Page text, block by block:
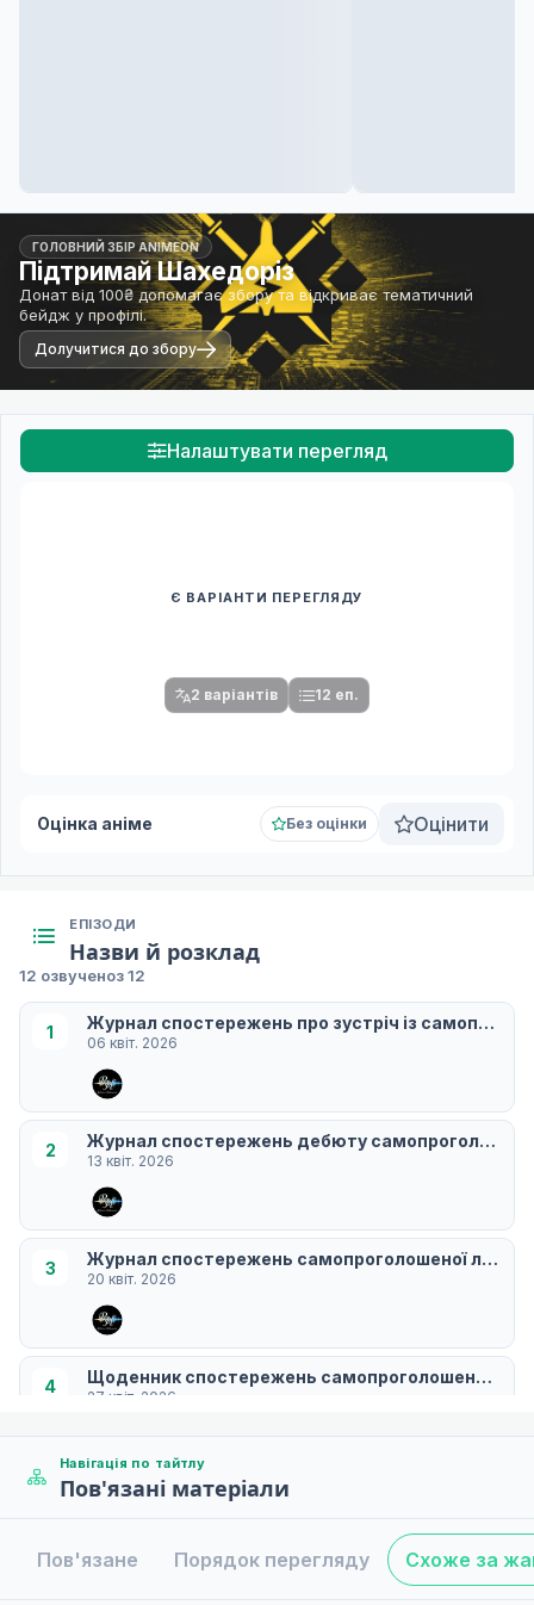
ГОЛОВНИЙ ЗБІР ANIMEON
Підтримай Шахедоріз
Донат від 100₴ допомагає збору та відкриває тематичний
бейдж у профілі.
Долучитися до збору
Налаштувати перегляд
Є ВАРІАНТИ ПЕРЕГЛЯДУ
2 варіантів 12 еп.
Оцінка аніме Без оцінки Оцінити
ЕПІЗОДИ
Назви й розклад
12 озвученоз 12
1 Журнал спостережень про зустріч із
06 квіт. 2026
2 Журнал спостережень дебюту самопроголошеної
13 квіт. 2026
3 Журнал спостережень самопроголошеної
20 квіт. 2026
4 Щоденник спостережень самопроголошеної
27 квіт. 2026
Журнал спостережень самопроголошеної
Навігація по тайтлу
Пов'язані матеріали
Пов'язане Порядок перегляду Схоже за